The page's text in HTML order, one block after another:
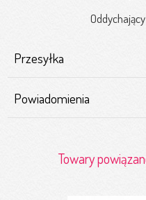
Przesyłka
Powiadomienia
Towary